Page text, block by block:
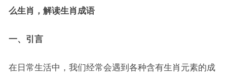
么生肖，解读生肖成语
一、引言
在日常生活中，我们经常会遇到各种含有生肖元素的成